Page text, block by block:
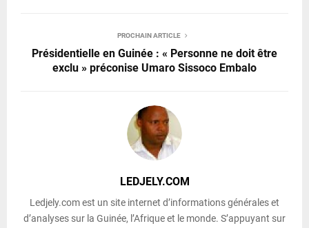
PROCHAIN ARTICLE
Présidentielle en Guinée : « Personne ne doit être
exclu » préconise Umaro Sissoco Embalo
LEDJELY.COM
Ledjely.com est un site internet d’informations générales et
d’analyses sur la Guinée, l’Afrique et le monde. S’appuyant sur